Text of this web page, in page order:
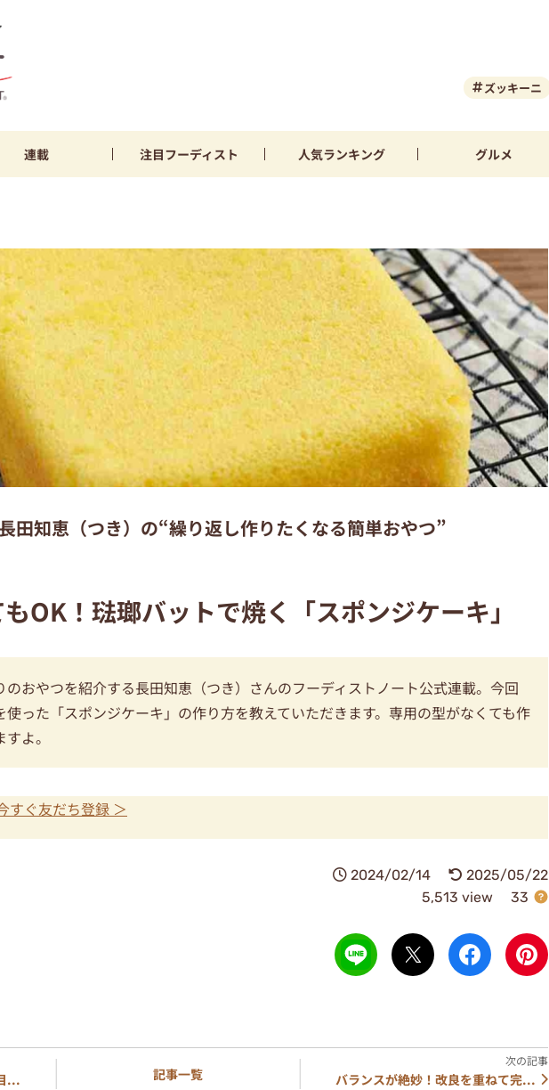
ズッキーニ
連載 注目フーディスト 人気ランキング グルメ
長田知恵（つき）の“繰り返し作りたくなる簡単おやつ”
OK！琺瑯バットで焼く「スポンジケーキ」
おやつを紹介する長田知恵（つき）さんのフーディストノート公式連載。今回
った「スポンジケーキ」の作り方を教えていただきます。専用の型がなくても作
よ。
すぐ友だち登録 ＞
2024/02/14
2025/05/22
5,513 view
33
... 記事一覧 バランスが絶妙！改良を重ねて完...